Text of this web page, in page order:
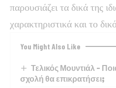
παρουσιάζει τα δικά της
χαρακτηριστικά και το
You Might Also Like
Τελικός Μουντιάλ –
σχολή θα επικρατήσει;